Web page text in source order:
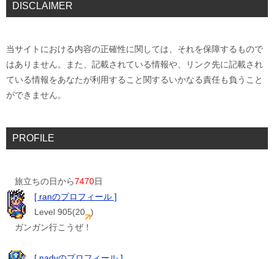
DISCLAIMER
当サイトにおける内容の正確性に関しては、それを保障するもので
はありません。また、記載されている情報や、リンク先に記載され
ている情報をあなたが利用すること関するいかなる責任も負うこと
ができません。
PROFILE
旅立ちの日から7470日
[ ranのプロフィール ]
Level 905(20 )
ガンガン行こうぜ！